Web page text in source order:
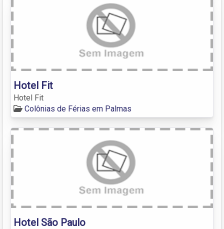
Hotel Fit
Hotel Fit
Colônias de Férias em Palmas
Hotel São Paulo